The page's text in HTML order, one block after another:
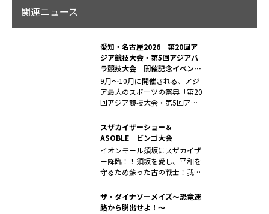
関連ニュース
愛知・名古屋2026 第20回ア
ジア競技大会・第5回アジアパ
ラ競技大会 開催記念イベント
「まだ知らない、アジアの底
力。」
9月～10月に開催される、アジ
ア最大のスポーツの祭典「第20
回アジア競技大会・第5回アジ
スザカイザーショー＆
ASOBLE ビンゴ大会
イオンモール須坂にスザカイザ
ー降臨！！須坂を愛し、平和を
守るため蘇った古の戦士！我竜
ザ・ダイナソーメイズ～恐竜迷
路から脱出せよ！～